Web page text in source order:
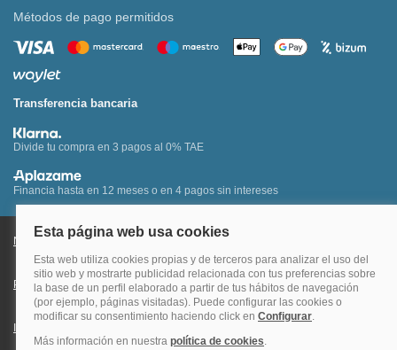
Métodos de pago permitidos
Transferencia bancaria
Divide tu compra en 3 pagos al 0% TAE
Financia hasta en 12 meses o en 4 pagos sin intereses
Nota legal y condiciones de uso de la página web
Política de Privacidad Condiciones Generales de Contratación